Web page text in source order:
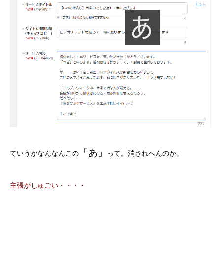
ていうかなんなんこの 「あ」 って。消されへんのか。
主張がしゅごい・・・・